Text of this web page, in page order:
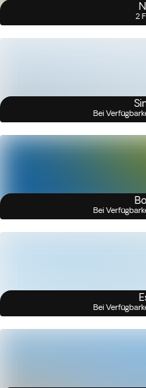
2
Bei
Bei
Bei